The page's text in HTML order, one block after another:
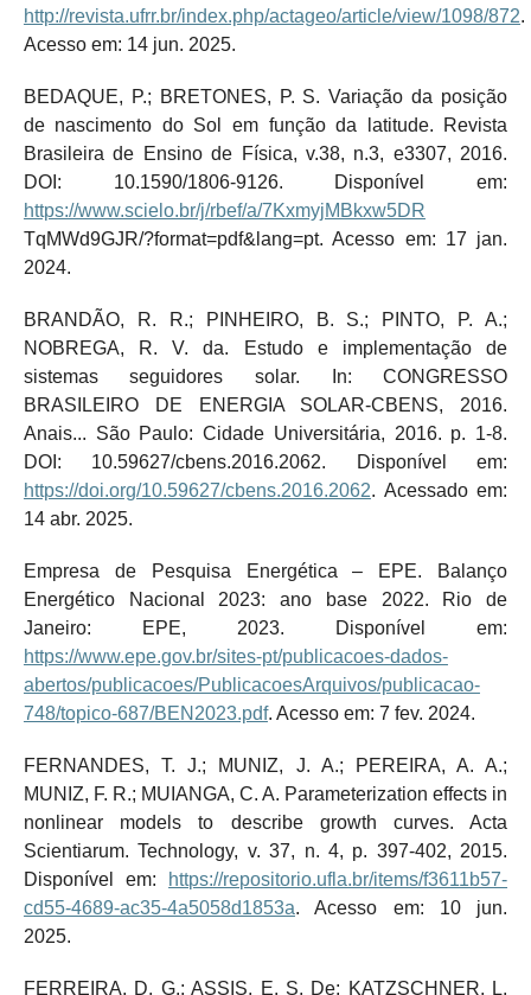
http://revista.ufrr.br/index.php/actageo/article/view/1098/872.
Acesso em: 14 jun. 2025.
BEDAQUE, P.; BRETONES, P. S. Variação da posição
de nascimento do Sol em função da latitude. Revista
Brasileira de Ensino de Física, v.38, n.3, e3307, 2016.
DOI: 10.1590/1806-9126. Disponível em:
https://www.scielo.br/j/rbef/a/7KxmyjMBkxw5DR
TqMWd9GJR/?format=pdf&lang=pt. Acesso em: 17 jan.
2024.
BRANDÃO, R. R.; PINHEIRO, B. S.; PINTO, P. A.;
NOBREGA, R. V. da. Estudo e implementação de
sistemas seguidores solar. In: CONGRESSO
BRASILEIRO DE ENERGIA SOLAR-CBENS, 2016.
Anais... São Paulo: Cidade Universitária, 2016. p. 1-8.
DOI: 10.59627/cbens.2016.2062. Disponível em:
https://doi.org/10.59627/cbens.2016.2062. Acessado em:
14 abr. 2025.
Empresa de Pesquisa Energética – EPE. Balanço
Energético Nacional 2023: ano base 2022. Rio de
Janeiro: EPE, 2023. Disponível em:
https://www.epe.gov.br/sites-pt/publicacoes-dados-
abertos/publicacoes/PublicacoesArquivos/publicacao-
748/topico-687/BEN2023.pdf. Acesso em: 7 fev. 2024.
FERNANDES, T. J.; MUNIZ, J. A.; PEREIRA, A. A.;
MUNIZ, F. R.; MUIANGA, C. A. Parameterization effects in
nonlinear models to describe growth curves. Acta
Scientiarum. Technology, v. 37, n. 4, p. 397-402, 2015.
Disponível em:
https://repositorio.ufla.br/items/f3611b57-
cd55-4689-ac35-4a5058d1853a. Acesso em: 10 jun.
2025.
FERREIRA, D. G.; ASSIS, E. S. De; KATZSCHNER, L.